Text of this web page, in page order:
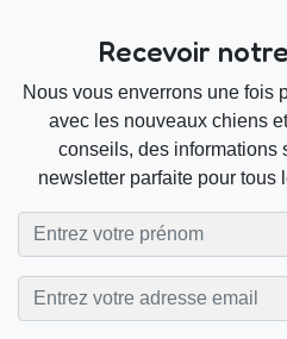
Recevoir
Nous vous enverrons une fois
avec les nouveaux chiens
conseils, des informations
newsletter parfaite pour tous